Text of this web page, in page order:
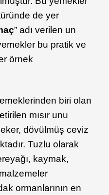
de yer
” adı verilen un
bu pratik ve
örnek
biri olan
mısır unu
dövülmüş ceviz
Tuzlu olarak
kaymak,
ormanlarının en